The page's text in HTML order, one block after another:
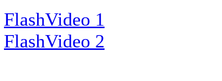
FlashVideo 1
FlashVideo 2